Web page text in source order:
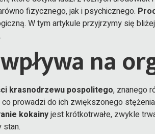
fizycznego, jak i psychicznego.
W tym artykule przyjrzymy się
na
krasnodrzewu pospolitego, znanego
prowadzi do ich zwiększonego
kokainyjest krótkotrwałe, zwykle
stan.